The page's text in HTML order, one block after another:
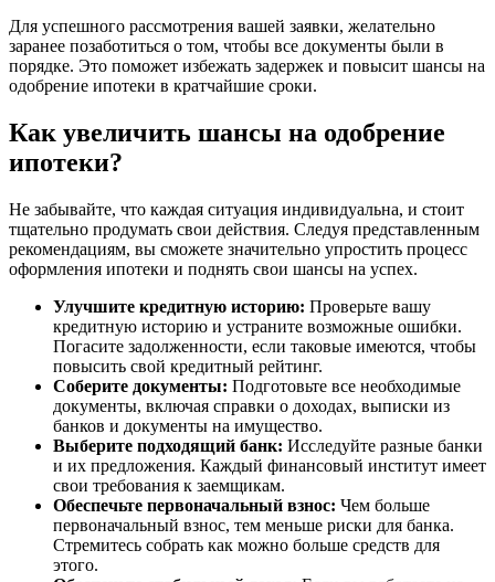
Для успешного рассмотрения вашей заявки, желательно
заранее позаботиться о том, чтобы все документы были в
порядке. Это поможет избежать задержек и повысит шансы на
одобрение ипотеки в кратчайшие сроки.
Как увеличить шансы на одобрение
ипотеки?
Не забывайте, что каждая ситуация индивидуальна, и стоит
тщательно продумать свои действия. Следуя представленным
рекомендациям, вы сможете значительно упростить процесс
оформления ипотеки и поднять свои шансы на успех.
Улучшите кредитную историю: Проверьте вашу
кредитную историю и устраните возможные ошибки.
Погасите задолженности, если таковые имеются, чтобы
повысить свой кредитный рейтинг.
Соберите документы: Подготовьте все необходимые
документы, включая справки о доходах, выписки из
банков и документы на имущество.
Выберите подходящий банк: Исследуйте разные банки
и их предложения. Каждый финансовый институт имеет
свои требования к заемщикам.
Обеспечьте первоначальный взнос: Чем больше
первоначальный взнос, тем меньше риски для банка.
Стремитесь собрать как можно больше средств для
этого.